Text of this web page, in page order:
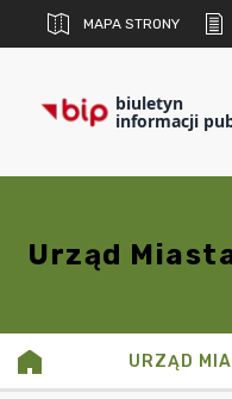
MAPA STRONY
biuletyn
informacji
Urząd
URZĄD